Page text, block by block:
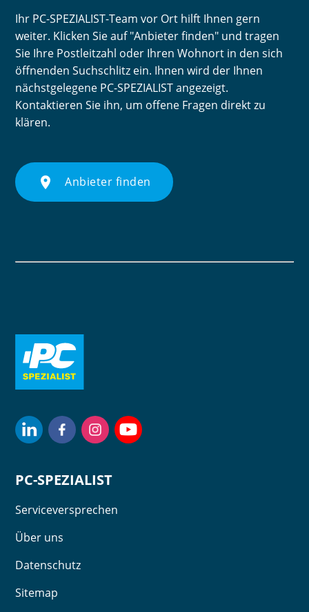
Ihr PC-SPEZIALIST-Team vor Ort hilft Ihnen gern
weiter. Klicken Sie auf "Anbieter finden" und tragen
Sie Ihre Postleitzahl oder Ihren Wohnort in den sich
öffnenden Suchschlitz ein. Ihnen wird der Ihnen
nächstgelegene PC-SPEZIALIST angezeigt.
Kontaktieren Sie ihn, um offene Fragen direkt zu
klären.
place Anbieter finden
PC-SPEZIALIST
Serviceversprechen
Über uns
Datenschutz
Sitemap